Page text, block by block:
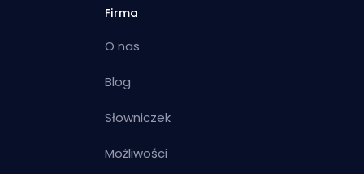
Firma
O nas
Blog
Słowniczek
Możliwości